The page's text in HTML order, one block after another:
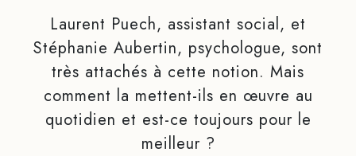
Laurent Puech, assistant social, et
Stéphanie Aubertin, psychologue, sont
très attachés à cette notion. Mais
comment la mettent-ils en œuvre au
quotidien et est-ce toujours pour le
meilleur ?